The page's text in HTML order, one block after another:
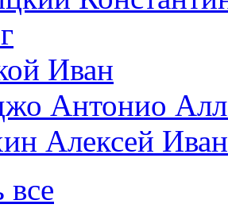
Иван
Антонио
Алексей
все